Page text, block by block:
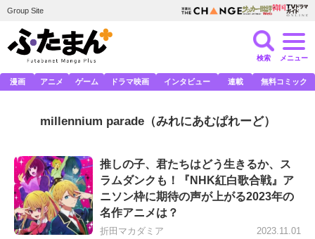
Group Site
検索 メニュー
漫画 アニメ ゲーム ドラマ映画 インタビュー 連載 無料コミック
millennium parade（みれにあむぱれーど）
推しの子、君たちはどう生きるか、ス
ラムダンクも！『NHK紅白歌合戦』ア
ニソン枠に期待の声が上がる2023年の
名作アニメは？
折田マカダミア
2023.11.01